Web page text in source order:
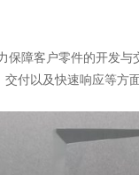
保障客户零件的开发
付以及快速响应等方